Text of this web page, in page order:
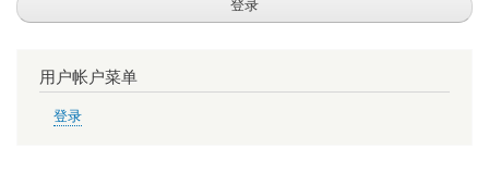
用户帐户菜单
登录